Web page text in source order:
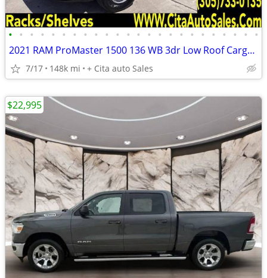
• • • • • • • • • • • • • • • • • • • • • • • •
2021 RAM ProMaster 1500 136 WB 3dr Low Roof Cargo Van cargo vans and t
7/17 148k mi + Cita auto Sales
$22,995